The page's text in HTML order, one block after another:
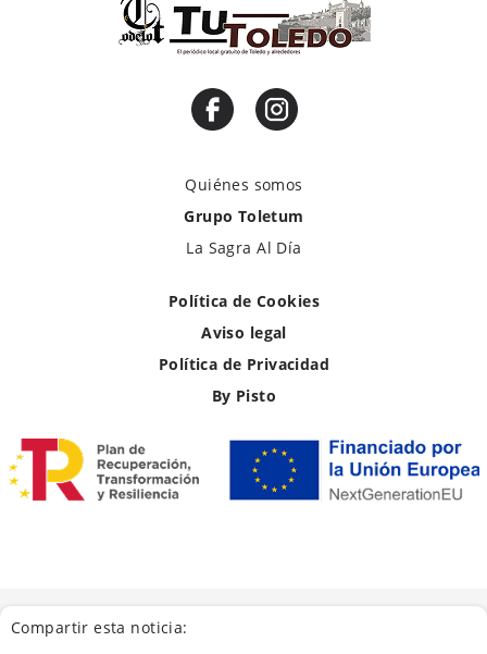
Quiénes somos
Grupo Toletum
La Sagra Al Día
Política de Cookies
Aviso legal
Política de Privacidad
By Pisto
Compartir esta noticia: